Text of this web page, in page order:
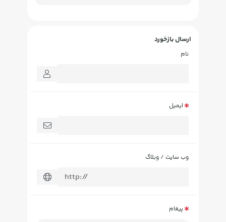
ارسال بازخورد
نام
ایمیل
وب سایت / وبلاگ
پیغام